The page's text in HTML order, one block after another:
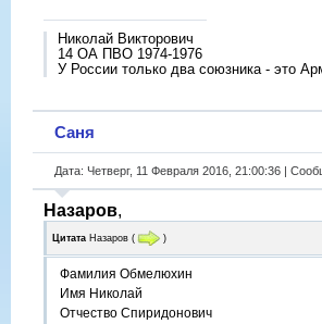
Николай Викторович
14 ОА ПВО 1974-1976
У России только два союзника - это
Саня
Дата: Четверг, 11 Февраля 2016, 21:00:36 |
Назаров,
Цитата Назаров ( )
Фамилия Обмелюхин
Имя Николай
Отчество Спиридонович